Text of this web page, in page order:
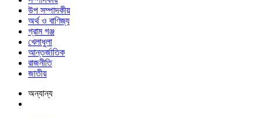
উপ সম্পাদকীয়
অর্থ ও বাণিজ্য
গ্রাম গঞ্জ
খেলাধুলা
আন্তর্জাতিক
রাজনীতি
জাতীয়
অন্যান্য